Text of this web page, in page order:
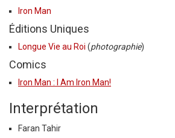
Iron Man
Éditions Uniques
Longue Vie au Roi (photographie)
Comics
Iron Man : I Am Iron Man!
Interprétation
Faran Tahir